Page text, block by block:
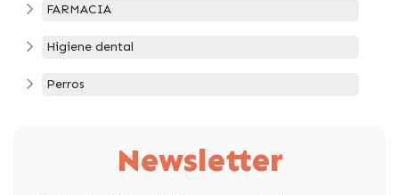
FARMACIA
Higiene dental
Perros
Newsletter